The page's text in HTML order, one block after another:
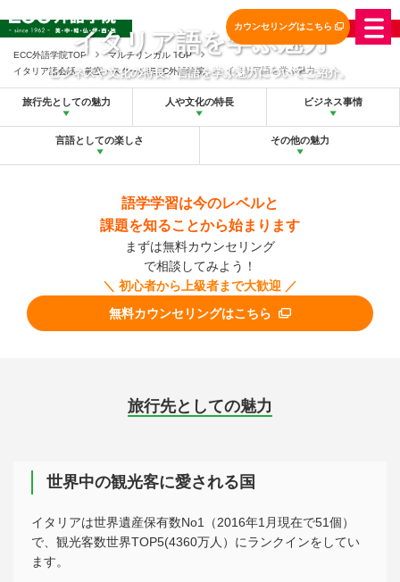
イタリア語会話・スクール
カウンセリングはこちら
イタリア語を学ぶ魅力
ビジネスや文化の特長、言語を学ぶ魅力についてご紹介。
ECC外語学院TOP
マルチリンガル TOP
イタリア語会話・教室・スクール|ECC外語学院
イタリア語を学ぶ魅力
旅行先としての魅力 人や文化の特長 ビジネス事情
言語としての楽しさ その他の魅力
語学学習は今のレベルと
課題を知ることから始まります
まずは無料カウンセリング
で相談してみよう！
＼ 初心者から上級者まで大歓迎 ／
無料カウンセリングはこちら
旅行先としての魅力
世界中の観光客に愛される国
イタリアは世界遺産保有数No1（2016年1月現在で51個）
で、観光客数世界TOP5(4360万人）にランクインをしてい
ます。